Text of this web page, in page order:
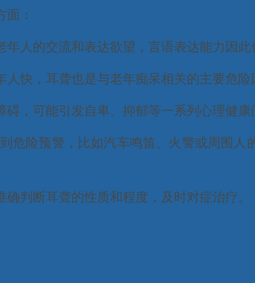
：
人的交流和表达欲望，言语表达能力因此
快，耳聋也是与老年痴呆相关的主要危险
，可能引发自卑、抑郁等一系列心理健康
危险预警，比如汽车鸣笛、火警或周围人
判断耳聋的性质和程度，及时对症治疗。